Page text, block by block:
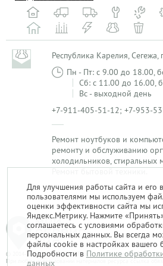
Республика Карелия,
Пн - Пт: с 9.00 до 18.00,
Сб: с 11.00 до 16.00,
Вс - выходной день
+7-911-405-51-12; +7-953-
Ремонт ноутбуков и
ремонту и обслуживанию
холодильников,
Ремонт бытовой техники.
1
© 2014-2026. «Мой Сервис-Гид» – проект группы «Текарт».
При любом использовании материалов ресурса ссылка
Для улучшения работы сайта и его
пользователями мы используем
оценки эффективности сайта мы
Яндекс.Метрику. Нажмите
соглашаетесь с условиями
персональных данных. Вы всегда
файлы cookie в настройках вашего
Подробности в Политике
данных